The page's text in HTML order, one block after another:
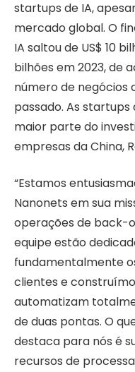
startups de IA,
mercado global. O
IA saltou de US$ 10
bilhões em 2023, de
número de negócios
passado. As startups
maior parte do
empresas da China,
“Estamos
Nanonets em sua
operações de back-
equipe estão
fundamentalmente
clientes e
automatizam
de duas pontas. O
destaca para nós é
recursos de